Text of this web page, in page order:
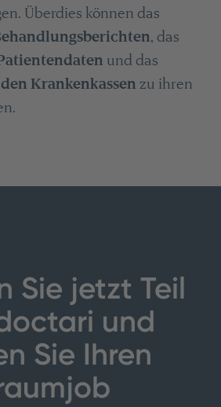
Überdies können das
, das
und das
Krankenkassen zu ihren
Sie jetzt Teil
und
Sie Ihren